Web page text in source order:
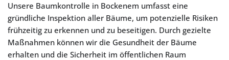
Unsere Baumkontrolle in Bockenem umfasst eine
gründliche Inspektion aller Bäume, um potenzielle Risiken
frühzeitig zu erkennen und zu beseitigen. Durch gezielte
Maßnahmen können wir die Gesundheit der Bäume
erhalten und die Sicherheit im öffentlichen Raum